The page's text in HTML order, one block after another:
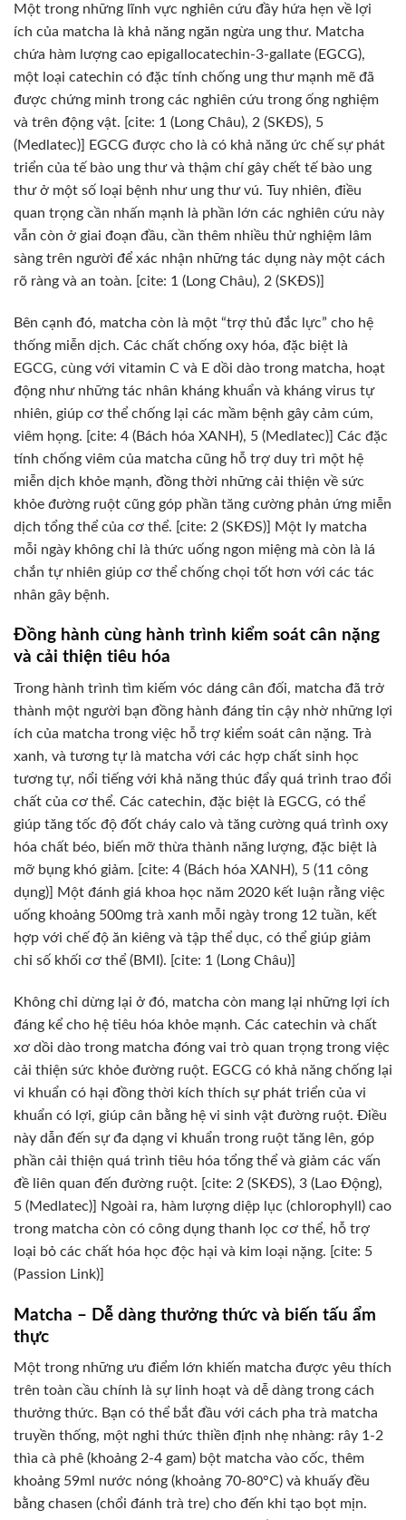
Một trong những lĩnh vực nghiên cứu đầy hứa hẹn về lợi
ích của matcha là khả năng ngăn ngừa ung thư. Matcha
chứa hàm lượng cao epigallocatechin-3-gallate (EGCG),
một loại catechin có đặc tính chống ung thư mạnh mẽ đã
được chứng minh trong các nghiên cứu trong ống nghiệm
và trên động vật. [cite: 1 (Long Châu), 2 (SKĐS), 5
(Medlatec)] EGCG được cho là có khả năng ức chế sự phát
triển của tế bào ung thư và thậm chí gây chết tế bào ung
thư ở một số loại bệnh như ung thư vú. Tuy nhiên, điều
quan trọng cần nhấn mạnh là phần lớn các nghiên cứu này
vẫn còn ở giai đoạn đầu, cần thêm nhiều thử nghiệm lâm
sàng trên người để xác nhận những tác dụng này một cách
rõ ràng và an toàn. [cite: 1 (Long Châu), 2 (SKĐS)]
Bên cạnh đó, matcha còn là một “trợ thủ đắc lực” cho hệ
thống miễn dịch. Các chất chống oxy hóa, đặc biệt là
EGCG, cùng với vitamin C và E dồi dào trong matcha, hoạt
động như những tác nhân kháng khuẩn và kháng virus tự
nhiên, giúp cơ thể chống lại các mầm bệnh gây cảm cúm,
viêm họng. [cite: 4 (Bách hóa XANH), 5 (Medlatec)] Các đặc
tính chống viêm của matcha cũng hỗ trợ duy trì một hệ
miễn dịch khỏe mạnh, đồng thời những cải thiện về sức
khỏe đường ruột cũng góp phần tăng cường phản ứng miễn
dịch tổng thể của cơ thể. [cite: 2 (SKĐS)] Một ly matcha
mỗi ngày không chỉ là thức uống ngon miệng mà còn là lá
chắn tự nhiên giúp cơ thể chống chọi tốt hơn với các tác
nhân gây bệnh.
Đồng hành cùng hành trình kiểm soát cân nặng
và cải thiện tiêu hóa
Trong hành trình tìm kiếm vóc dáng cân đối, matcha đã trở
thành một người bạn đồng hành đáng tin cậy nhờ những lợi
ích của matcha trong việc hỗ trợ kiểm soát cân nặng. Trà
xanh, và tương tự là matcha với các hợp chất sinh học
tương tự, nổi tiếng với khả năng thúc đẩy quá trình trao đổi
chất của cơ thể. Các catechin, đặc biệt là EGCG, có thể
giúp tăng tốc độ đốt cháy calo và tăng cường quá trình oxy
hóa chất béo, biến mỡ thừa thành năng lượng, đặc biệt là
mỡ bụng khó giảm. [cite: 4 (Bách hóa XANH), 5 (11 công
dụng)] Một đánh giá khoa học năm 2020 kết luận rằng việc
uống khoảng 500mg trà xanh mỗi ngày trong 12 tuần, kết
hợp với chế độ ăn kiêng và tập thể dục, có thể giúp giảm
chỉ số khối cơ thể (BMI). [cite: 1 (Long Châu)]
Không chỉ dừng lại ở đó, matcha còn mang lại những lợi ích
đáng kể cho hệ tiêu hóa khỏe mạnh. Các catechin và chất
xơ dồi dào trong matcha đóng vai trò quan trọng trong việc
cải thiện sức khỏe đường ruột. EGCG có khả năng chống lại
vi khuẩn có hại đồng thời kích thích sự phát triển của vi
khuẩn có lợi, giúp cân bằng hệ vi sinh vật đường ruột. Điều
này dẫn đến sự đa dạng vi khuẩn trong ruột tăng lên, góp
phần cải thiện quá trình tiêu hóa tổng thể và giảm các vấn
đề liên quan đến đường ruột. [cite: 2 (SKĐS), 3 (Lao Động),
5 (Medlatec)] Ngoài ra, hàm lượng diệp lục (chlorophyll) cao
trong matcha còn có công dụng thanh lọc cơ thể, hỗ trợ
loại bỏ các chất hóa học độc hại và kim loại nặng. [cite: 5
(Passion Link)]
Matcha – Dễ dàng thưởng thức và biến tấu ẩm
thực
Một trong những ưu điểm lớn khiến matcha được yêu thích
trên toàn cầu chính là sự linh hoạt và dễ dàng trong cách
thưởng thức. Bạn có thể bắt đầu với cách pha trà matcha
truyền thống, một nghi thức thiền định nhẹ nhàng: rây 1-2
thìa cà phê (khoảng 2-4 gam) bột matcha vào cốc, thêm
khoảng 59ml nước nóng (khoảng 70-80°C) và khuấy đều
bằng chasen (chổi đánh trà tre) cho đến khi tạo bọt mịn.